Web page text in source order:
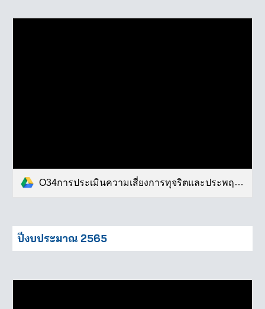
O34การประเมินความเสี่ยงการทุจริตและประพฤต(1).pdf
ปีงบประมาณ 2565